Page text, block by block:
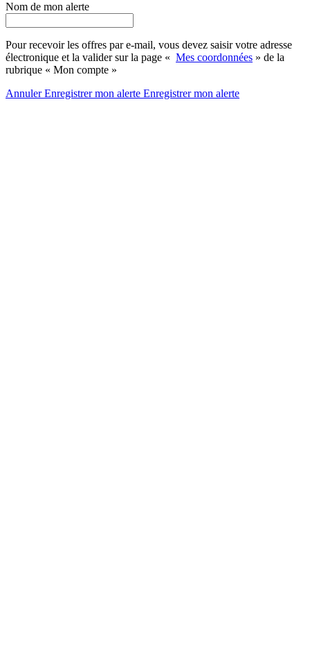
Nom de mon alerte
Pour recevoir les offres par e-mail, vous devez saisir votre adresse
électronique et la valider sur la page « Mes coordonnées » de la
rubrique « Mon compte »
AnnulerEnregistrer mon alerte Enregistrermon alerte